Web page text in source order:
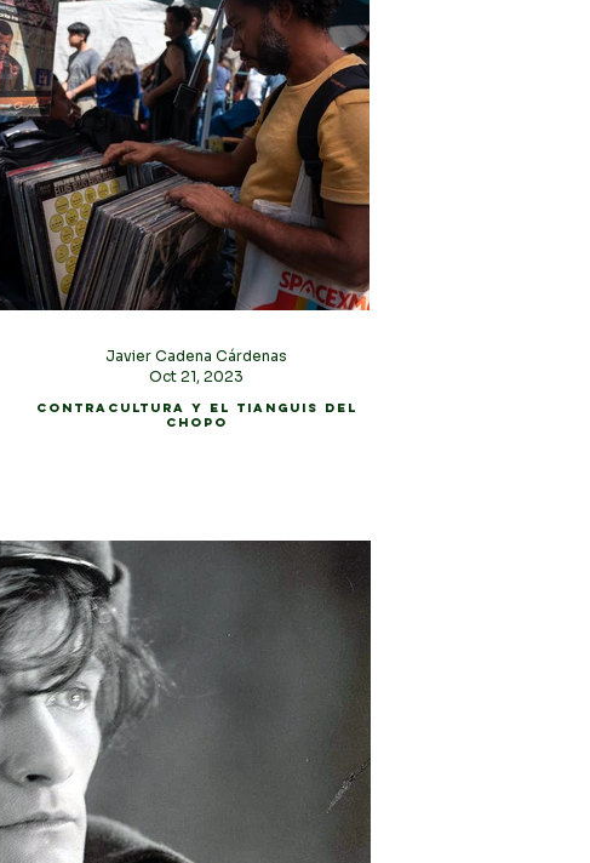
Contracultura y el Tianguis del
Chopo
Javier Cadena Cárdenas
Oct 21, 2023